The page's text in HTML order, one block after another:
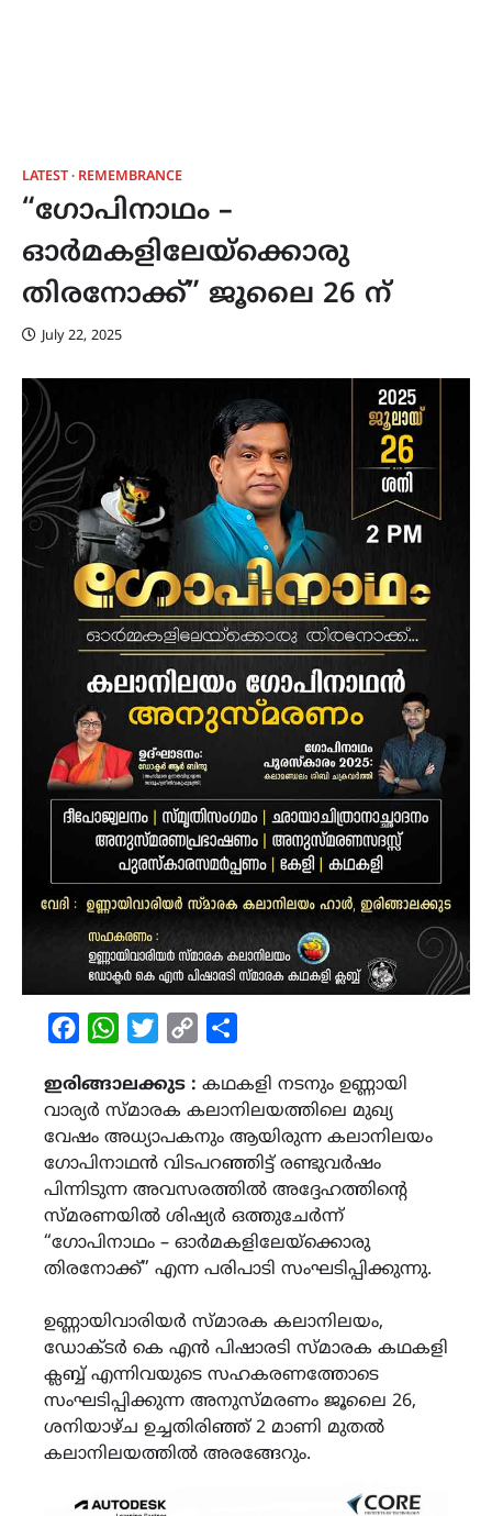
LATEST REMEMBRANCE
“ഗോപിനാഥം –
ഓർമകളിലേയ്ക്കൊരു
തിരനോക്ക്” ജൂലൈ 26 ന്
July 22, 2025
FacebookWhatsAppTwitterCopy
ഇരിങ്ങാലക്കുട : കഥകളി നടനും ഉണ്ണായി
വാര്യർ സ്മാരക കലാനിലയത്തിലെ മുഖ്യ
വേഷം അധ്യാപകനും ആയിരുന്ന കലാനിലയം
ഗോപിനാഥൻ വിടപറഞ്ഞിട്ട് രണ്ടുവർഷം
പിന്നിടുന്ന അവസരത്തിൽ അദ്ദേഹത്തിൻ്റെ
സ്മരണയിൽ ശിഷ്യർ ഒത്തുചേർന്ന്
“ഗോപിനാഥം – ഓർമകളിലേയ്ക്കൊരു
തിരനോക്ക്” എന്ന പരിപാടി സംഘടിപ്പിക്കുന്നു.
ഉണ്ണായിവാരിയർ സ്മാരക കലാനിലയം,
ഡോക്ടർ കെ എൻ പിഷാരടി സ്മാരക കഥകളി
ക്ലബ്ബ് എന്നിവയുടെ സഹകരണത്തോടെ
സംഘടിപ്പിക്കുന്ന അനുസ്മരണം ജൂലൈ 26,
ശനിയാഴ്ച ഉച്ചതിരിഞ്ഞ് 2 മാണി മുതൽ
കലാനിലയത്തിൽ അരങ്ങേറും.